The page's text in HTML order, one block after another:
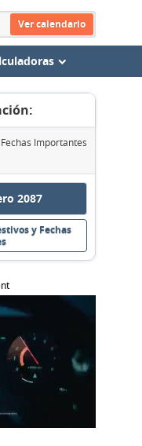
Ver calendario
Fechas Importantes
2087
y Fechas